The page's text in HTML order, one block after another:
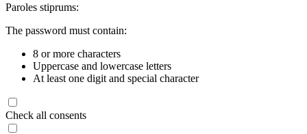
Paroles stiprums:
The password must contain:
8 or more characters
Uppercase and lowercase letters
At least one digit and special character
Check all consents